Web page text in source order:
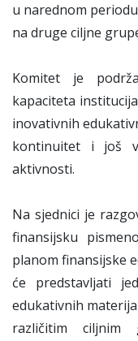
u narednom
na druge ciljne
Komitet je
kapaciteta
inovativnih
kontinuitet i još
aktivnosti.
Na sjednici je
finansijsku
planom finansijske
će predstavljati
edukativnih
različitim ciljnim